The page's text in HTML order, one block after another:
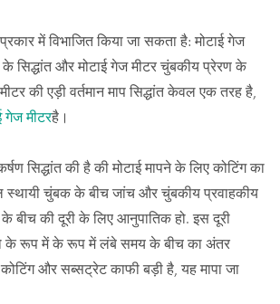
में विभाजित किया जा सकता है: मोटाई गेज
सिद्धांत और मोटाई गेज मीटर चुंबकीय प्रेरण के
की एड़ी वर्तमान माप सिद्धांत केवल एक तरह है,
गेज मीटरहै।
सिद्धांत की है की मोटाई मापने के लिए कोटिंग का
चुंबक के बीच जांच और चुंबकीय प्रवाहकीय
बीच की दूरी के लिए आनुपातिक हो. इस दूरी
के रूप में के रूप में लंबे समय के बीच का अंतर
और सब्सट्रेट काफी बड़ी है, यह मापा जा